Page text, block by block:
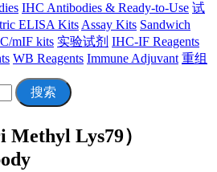
IHC Antibodies & Ready-to-Use 试
ELISA Kits Assay Kits Sandwich
mIF kits 实验试剂 IHC-IF Reagents
WB Reagents Immune Adjuvant 重组
搜索
Lys79）